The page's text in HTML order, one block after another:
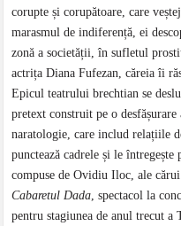
corupte și corupătoare, care
marasmul de indiferență, ei
zonă a societății, în sufletul
actrița Diana Fufezan, căreia îi
Epicul teatrului brechtian se
pretext construit pe o
naratologie, care includ relațiile
punctează cadrele și le
compuse de Ovidiu Iloc, ale
Cabaretul Dada, spectacol la
pentru stagiunea de anul trecut